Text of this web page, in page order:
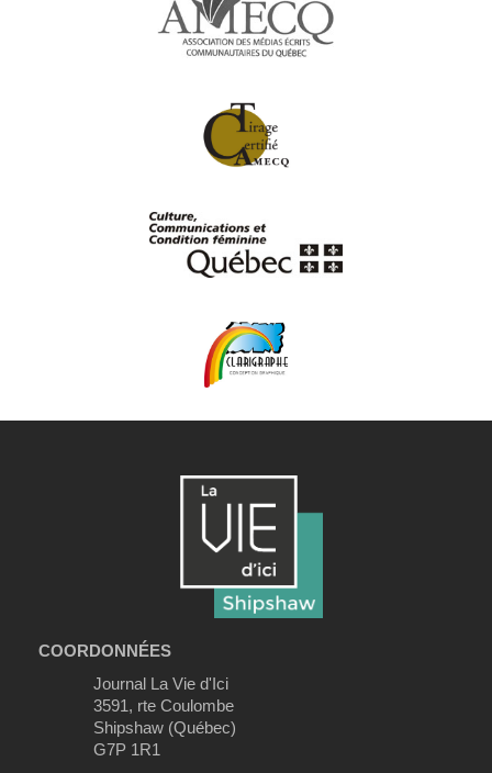
COORDONNÉES
Journal La Vie d'Ici
3591, rte Coulombe
Shipshaw (Québec)
G7P 1R1